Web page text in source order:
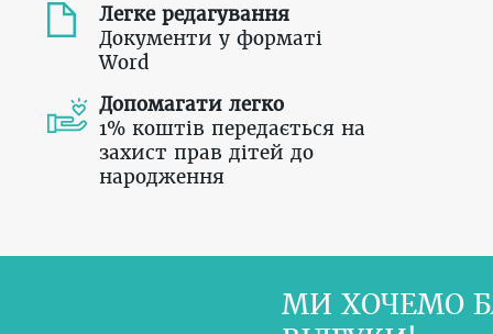
Легке редагування
Документи у форматі
Word
Допомагати легко
1% коштів передається на
захист прав дітей до
народження
МИ ХОЧЕМО